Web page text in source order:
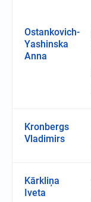
Ostankovich-
Yashinska
Anna
Kronbergs
Vladimirs
Kārkliņa
Iveta